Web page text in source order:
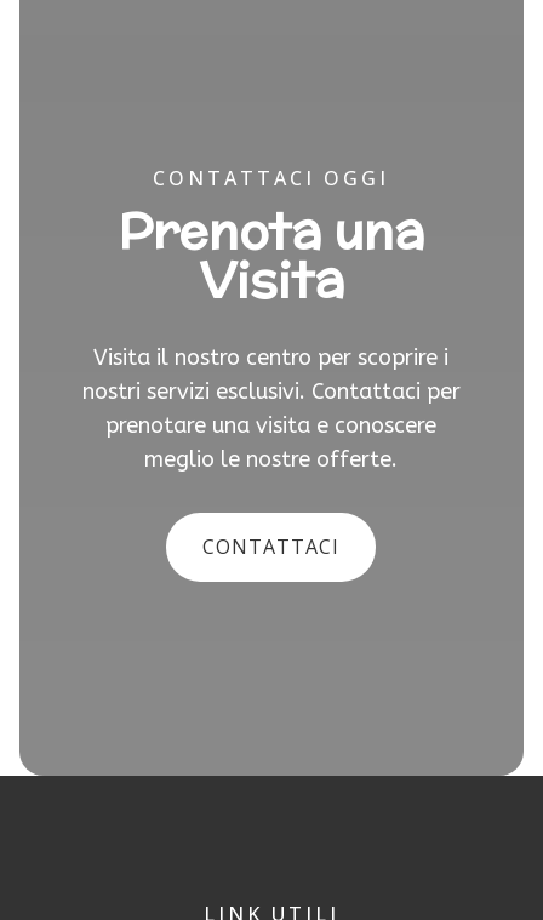
CONTATTACI OGGI
Prenota una
Visita
Visita il nostro centro per scoprire i
nostri servizi esclusivi. Contattaci per
prenotare una visita e conoscere
meglio le nostre offerte.
CONTATTACI
LINK UTILI